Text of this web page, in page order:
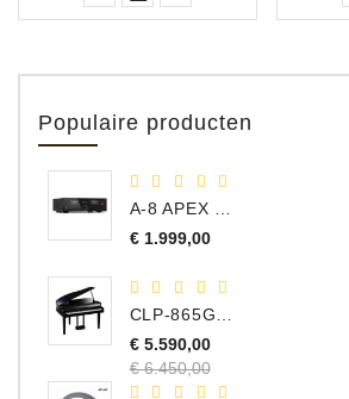
Populaire producten
€ 1.999,00Prijs
€ 5.590,00Normale
prijs
€ 6.450,00Prijs